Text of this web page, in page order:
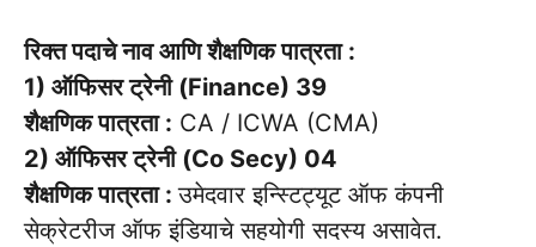
रिक्त पदाचे नाव आणि शैक्षणिक पात्रता :
1) ऑफिसर ट्रेनी (Finance) 39
शैक्षणिक पात्रता : CA / ICWA (CMA)
2) ऑफिसर ट्रेनी (Co Secy) 04
शैक्षणिक पात्रता :उमेदवार इन्स्टिट्यूट ऑफ कंपनी
सेक्रेटरीज ऑफ इंडियाचे सहयोगी सदस्य असावेत.